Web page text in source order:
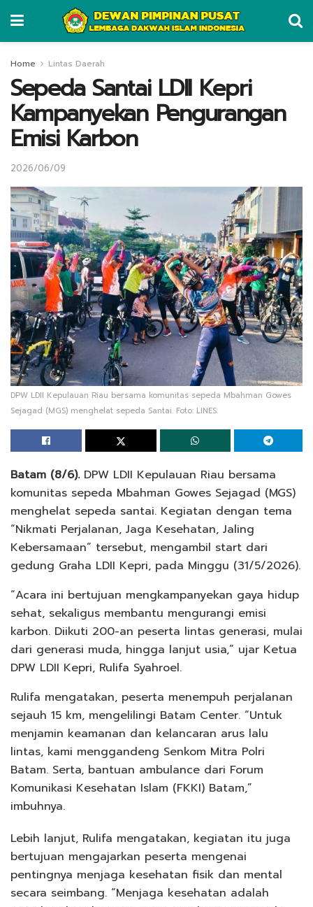
Home Lintas Daerah
Sepeda Santai LDII Kepri
Kampanyekan Pengurangan
Emisi Karbon
2026/06/09
DPW LDII Kepulauan Riau bersama komunitas sepeda Mbahman Gowes
Sejagad (MGS) menghelat sepeda Santai. Foto: LINES.
Batam (8/6).DPW LDII Kepulauan Riau bersama
komunitas sepeda Mbahman Gowes Sejagad (MGS)
menghelat sepeda santai. Kegiatan dengan tema
“Nikmati Perjalanan, Jaga Kesehatan, Jaling
Kebersamaan” tersebut, mengambil start dari
gedung Graha LDII Kepri, pada Minggu (31/5/2026).
“Acara ini bertujuan mengkampanyekan gaya hidup
sehat, sekaligus membantu mengurangi emisi
karbon. Diikuti 200-an peserta lintas generasi, mulai
dari generasi muda, hingga lanjut usia,” ujar Ketua
DPW LDII Kepri, Rulifa Syahroel.
Rulifa mengatakan, peserta menempuh perjalanan
sejauh 15 km, mengelilingi Batam Center. “Untuk
menjamin keamanan dan kelancaran arus lalu
lintas, kami menggandeng Senkom Mitra Polri
Batam. Serta, bantuan ambulance dari Forum
Komunikasi Kesehatan Islam (FKKI) Batam,”
imbuhnya.
Lebih lanjut, Rulifa mengatakan, kegiatan itu juga
bertujuan mengajarkan peserta mengenai
pentingnya menjaga kesehatan fisik dan mental
secara seimbang. “Menjaga kesehatan adalah